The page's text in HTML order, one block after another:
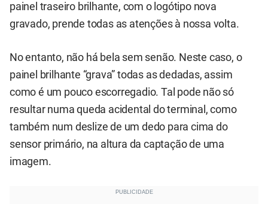
painel traseiro brilhante, com o logótipo nova
gravado, prende todas as atenções à nossa volta.
No entanto, não há bela sem senão. Neste caso, o
painel brilhante “grava” todas as dedadas, assim
como é um pouco escorregadio. Tal pode não só
resultar numa queda acidental do terminal, como
também num deslize de um dedo para cima do
sensor primário, na altura da captação de uma
imagem.